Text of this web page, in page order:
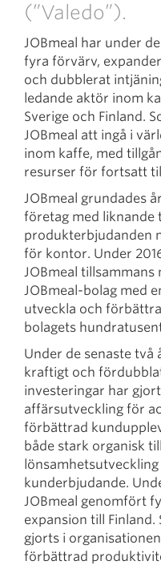
(”Valedo”).
JOBmeal har under
fyra förvärv,
och dubblerat
ledande aktör inom
Sverige och Finland.
JOBmeal att ingå i
inom kaffe, med
resurser för fortsatt
JOBmeal grundades
företag med liknande
produkterbjudanden
för kontor. Under
JOBmeal tillsammans
JOBmeal-bolag med
utveckla och
bolagets
Under de senaste två
kraftigt och
investeringar har
affärsutveckling för
förbättrad
både stark organisk
kunderbjudande.
JOBmeal genomfört
expansion till
gjorts i
förbättrad